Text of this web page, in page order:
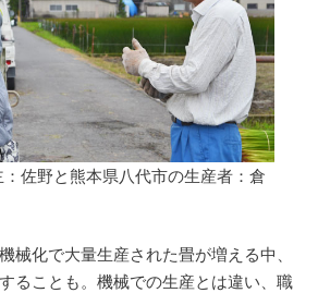
：佐野と熊本県八代市の生産者：倉
械化で大量生産された畳が増える中、
ることも。機械での生産とは違い、職